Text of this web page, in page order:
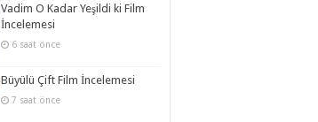
Vadim O Kadar Yeşildi ki Film
İncelemesi
6 saat önce
Büyülü Çift Film İncelemesi
7 saat önce